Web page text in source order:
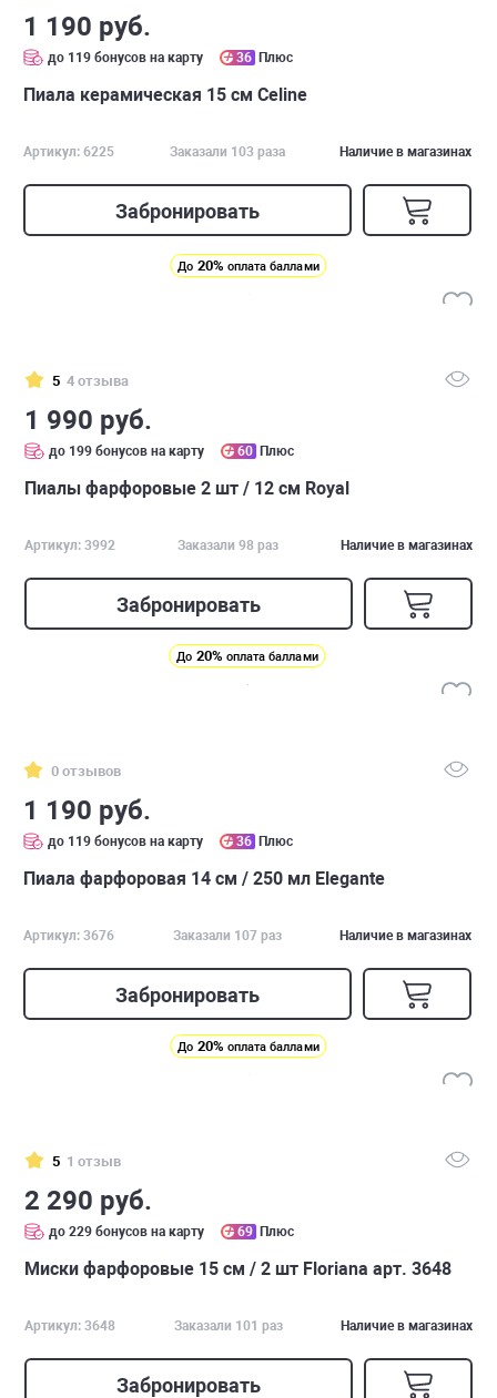
1 190 руб.
до 119 бонусов на карту 36 Плюс
Пиала керамическая 15 см Celine
Артикул: 6225 Заказали 103 раза Наличие в магазинах
Забронировать
До 20% оплата баллами
5 4 отзыва
1 990 руб.
до 199 бонусов на карту 60 Плюс
Пиалы фарфоровые 2 шт / 12 см Royal
Артикул: 3992 Заказали 98 раз Наличие в магазинах
Забронировать
До 20% оплата баллами
0 отзывов
1 190 руб.
до 119 бонусов на карту 36 Плюс
Пиала фарфоровая 14 см / 250 мл Elegante
Артикул: 3676 Заказали 107 раз Наличие в магазинах
Забронировать
До 20% оплата баллами
5 1 отзыв
2 290 руб.
до 229 бонусов на карту 69 Плюс
Миски фарфоровые 15 см / 2 шт Floriana арт. 3648
Артикул: 3648 Заказали 101 раз Наличие в магазинах
Забронировать